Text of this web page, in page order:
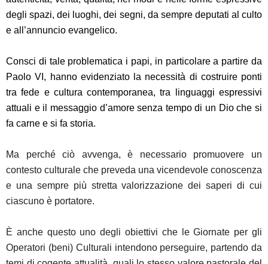
degli spazi, dei luoghi, dei segni, da sempre deputati al culto
e all’annuncio evangelico.
Consci di tale problematica i papi, in particolare a partire da
Paolo VI, hanno evidenziato la necessità di costruire ponti
tra fede e cultura contemporanea, tra linguaggi espressivi
attuali e il messaggio d’amore senza tempo di un Dio che si
fa carne e si fa storia.
Ma perché ciò avvenga, è necessario promuovere un
contesto culturale che preveda una vicendevole conoscenza
e una sempre più stretta valorizzazione dei saperi di cui
ciascuno è portatore.
È anche questo uno degli obiettivi che le Giornate per gli
Operatori (beni) Culturali intendono perseguire, partendo da